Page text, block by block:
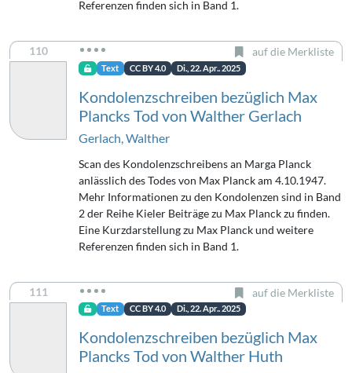
Referenzen finden sich in Band 1.
110 auf die Merkliste
Text CC BY 4.0 Di., 22. Apr.. 2025
Kondolenzschreiben bezüglich Max
Plancks Tod von Walther Gerlach
Gerlach, Walther
Scan des Kondolenzschreibens an Marga Planck
anlässlich des Todes von Max Planck am 4.10.1947.
Mehr Informationen zu den Kondolenzen sind in Band
2 der Reihe Kieler Beiträge zu Max Planck zu finden.
Eine Kurzdarstellung zu Max Planck und weitere
Referenzen finden sich in Band 1.
111 auf die Merkliste
Text CC BY 4.0 Di., 22. Apr.. 2025
Kondolenzschreiben bezüglich Max
Plancks Tod von Walther Huth